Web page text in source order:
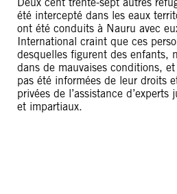
été intercepté dans les eaux
ont été conduits à Nauru avec
International craint que ces
desquelles figurent des enfants,
dans de mauvaises conditions, et
pas été informées de leur droits
privées de l’assistance
et impartiaux.